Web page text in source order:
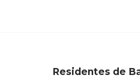
Residentes de